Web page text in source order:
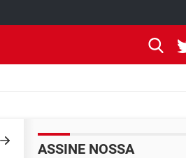
ASSINE NOSSA